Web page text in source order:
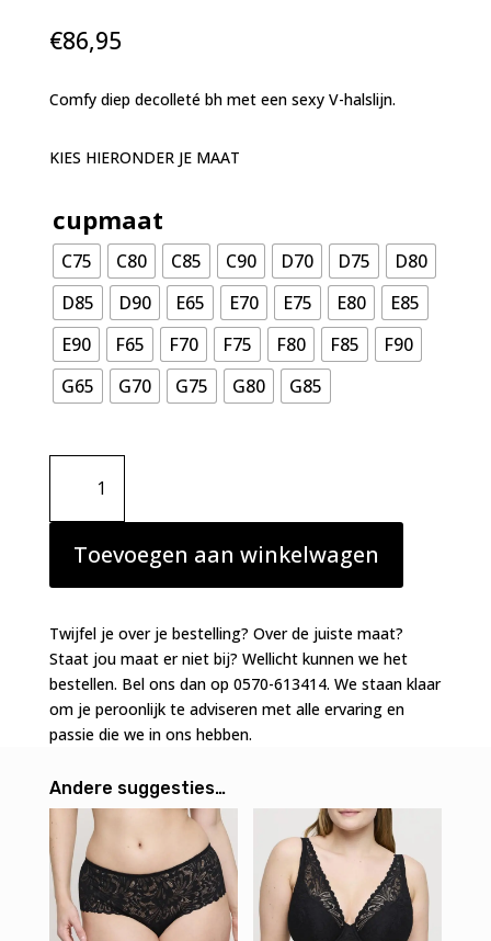
€86,95
Comfy diep decolleté bh met een sexy V-halslijn.
KIES HIERONDER JE MAAT
cupmaat
C75 C80 C85 C90 D70 D75
D80
D85
D90 E65 E70 E75 E80
E85
E90
F65 F70 F75 F80 F85
F90
G65
G70 G75 G80 G85
Primadonna
Twist
Rupi
mousse
BH
zwart
Toevoegen aan winkelwagen
Twijfel je over je bestelling? Over de juiste maat?
Staat jou maat er niet bij? Wellicht kunnen we het
bestellen. Bel ons dan op 0570-613414. We staan klaar
om je peroonlijk te adviseren met alle ervaring en
passie die we in ons hebben.
Andere suggesties…